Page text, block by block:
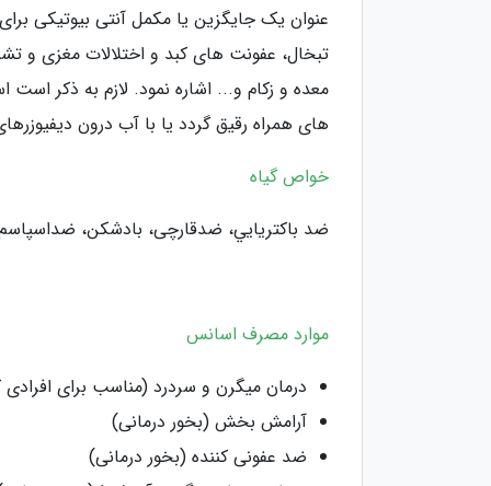
عنوان یک جایگزین یا مکمل آنتی بیوتیکی
تبخال، عفونت های کبد و اختلالات مغزی و
معده و زکام و... اشاره نمود. لازم به ذکر
های همراه رقیق گردد یا با آب درون
خواص گیاه
ﺿﺪ ﺑﺎﻛﺘﺮﻳﺎﻳﻲ، ﺿﺪﻗﺎرچی، ﺑﺎدﺷﻜﻦ،
موارد مصرف اسانس
درمان میگرن و سردرد (مناسب برای
آرامش بخش (بخور درمانی)
ضد عفونی کننده (بخور درمانی)